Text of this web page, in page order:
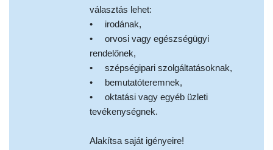
választás lehet:
• irodának,
• orvosi vagy egészségügyi
rendelőnek,
• szépségipari szolgáltatásoknak,
• bemutatóteremnek,
• oktatási vagy egyéb üzleti
tevékenységnek.
Alakítsa saját igényeire!